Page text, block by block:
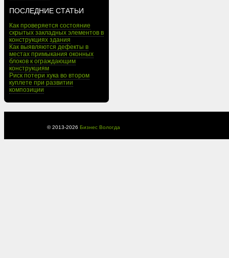
ПОСЛЕДНИЕ СТАТЬИ
Как проверяется состояние
скрытых закладных элементов в
конструкциях здания
Как выявляются дефекты в
местах примыкания оконных
блоков к ограждающим
конструкциям
Риск потери хука во втором
куплете при развитии
композиции
© 2013-2026 Бизнес Вологда